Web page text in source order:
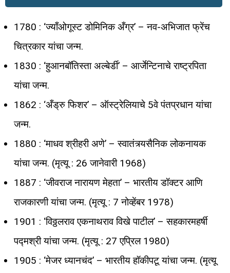
1780 : ‘ज्याँओगूस्ट डोमिनिक अँग्र’ – नव-अभिजात फ्रेंच
चित्रकार यांचा जन्म.
1830 : ‘हुआनबॉतिस्ता अल्बेर्डी’ – आर्जेन्टिनाचे राष्ट्रपिता
यांचा जन्म.
1862 : ‘अँड्रु फिशर’ – ऑस्ट्रेलियाचे 5वे पंतप्रधान यांचा
जन्म.
1880 : ‘माधव श्रीहरी अणे’ – स्वातंत्र्यसैनिक लोकनायक
यांचा जन्म. (मृत्यू : 26 जानेवारी 1968)
1887 : ‘जीवराज नारायण मेहता’ – भारतीय डॉक्टर आणि
राजकारणी यांचा जन्म. (मृत्यू : 7 नोव्हेंबर 1978)
1901 : ‘विठ्ठलराव एकनाथराव विखे पाटील’ – सहकारमहर्षी
पद्मश्री यांचा जन्म. (मृत्यू : 27 एप्रिल 1980)
1905 : ‘मेजर ध्यानचंद’ – भारतीय हॉकीपटू यांचा जन्म. (मृत्यू